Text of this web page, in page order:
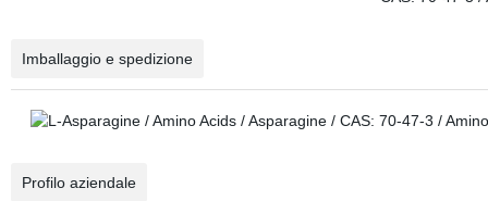
Imballaggio e spedizione
Profilo aziendale